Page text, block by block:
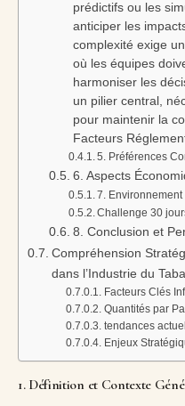
prédictifs ou les
anticiper les
complexité exige
où les équipes
harmoniser les
un pilier central,
pour maintenir la
Facteurs
5. Préférences
6. Aspects
7.
Challenge 30
8. Conclusion et
Compréhension
dans l’Industrie du
Facteurs Clés
Quantités par
tendances
Enjeux
1. Définition et Contexte